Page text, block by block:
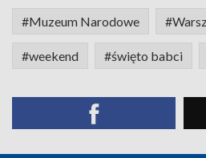
#Muzeum Narodowe
#weekend #święto babci